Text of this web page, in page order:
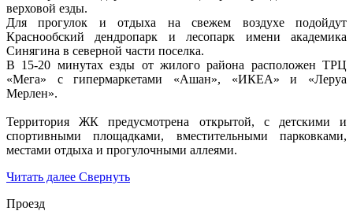
верховой езды.
Для прогулок и отдыха на свежем воздухе подойдут
Краснообский дендропарк и лесопарк имени академика
Синягина в северной части поселка.
В 15-20 минутах езды от жилого района расположен ТРЦ
«Мега» с гипермаркетами «Ашан», «ИКЕА» и «Леруа
Мерлен».
Территория ЖК предусмотрена открытой, с детскими и
спортивными площадками, вместительными парковками,
местами отдыха и прогулочными аллеями.
Читать далее Свернуть
Проезд